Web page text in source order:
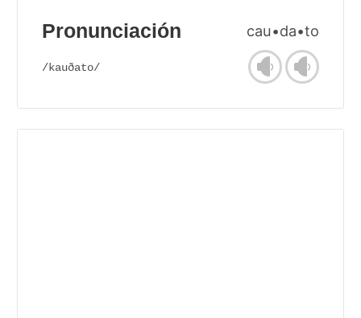
Pronunciación cau•da•to
/kauðato/